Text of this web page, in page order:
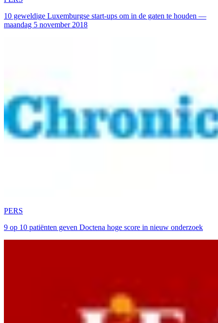
10 geweldige Luxemburgse start-ups om in de gaten te houden —
maandag 5 november 2018
PERS
9 op 10 patiënten geven Doctena hoge score in nieuw onderzoek